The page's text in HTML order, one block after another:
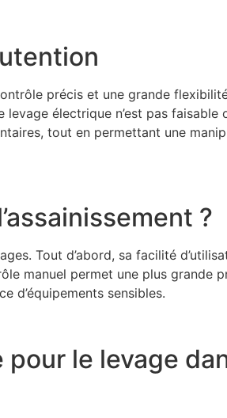
précis et une grande
électrique n’est pas faisable
tout en permettant une
?
Tout d’abord, sa facilité
manuel permet une plus grande
d’équipements sensibles.
pour le levage